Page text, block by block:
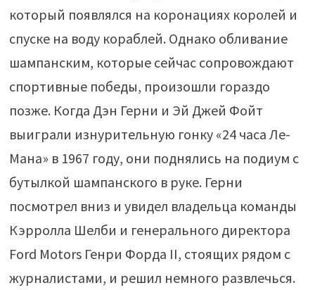
который появлялся на коронациях королей и
спуске на воду кораблей. Однако обливание
шампанским, которые сейчас сопровождают
спортивные победы, произошли гораздо
позже. Когда Дэн Герни и Эй Джей Фойт
выиграли изнурительную гонку «24 часа Ле-
Мана» в 1967 году, они поднялись на подиум с
бутылкой шампанского в руке. Герни
посмотрел вниз и увидел владельца команды
Кэрролла Шелби и генерального директора
Ford Motors Генри Форда II, стоящих рядом с
журналистами, и решил немного развлечься.